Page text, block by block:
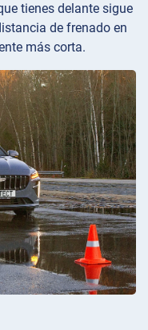
tienes delante sigue
de frenado en
más corta.